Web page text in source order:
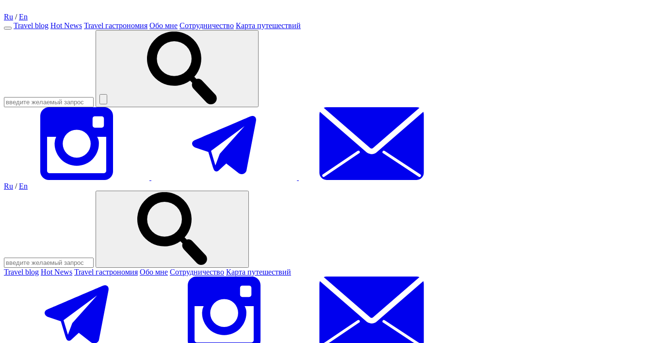
Ru /En
Travel blog Hot News Travel гастрономия Обо мне Сотрудничество Карта путешествий
Ru /En
Travel blog Hot News Travel гастрономия Обо мне Сотрудничество Карта путешествий